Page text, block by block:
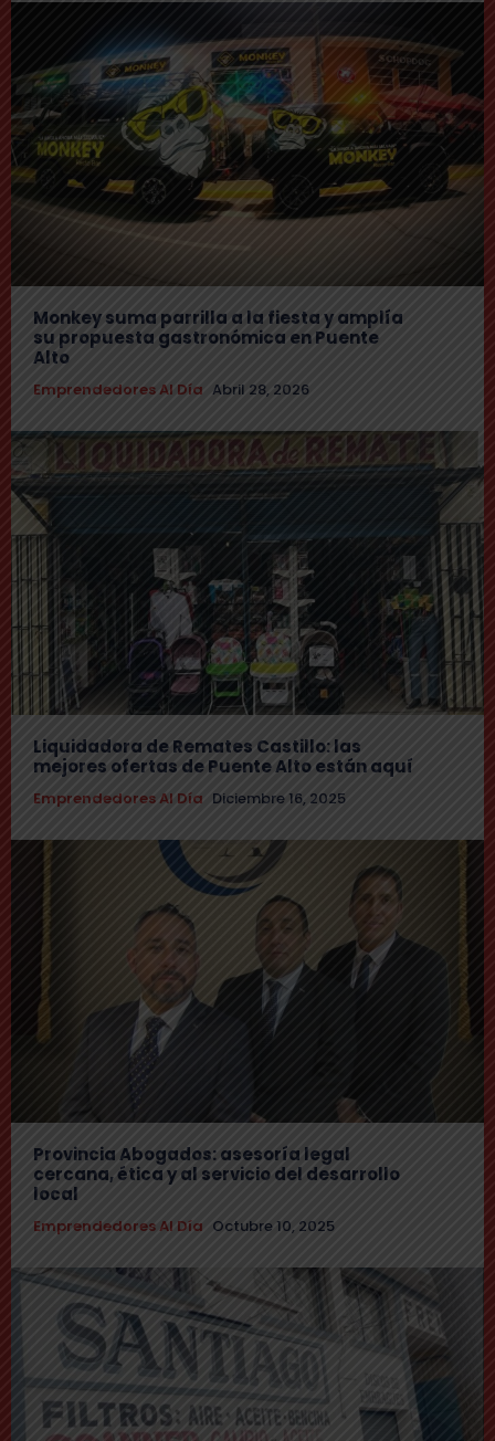
Monkey suma parrilla a la fiesta y amplía
su propuesta gastronómica en Puente
Alto
Emprendedores Al Día Abril 28, 2026
Liquidadora de Remates Castillo: las
mejores ofertas de Puente Alto están aquí
Emprendedores Al Día Diciembre 16, 2025
Provincia Abogados: asesoría legal
cercana, ética y al servicio del desarrollo
local
Emprendedores Al Día Octubre 10, 2025